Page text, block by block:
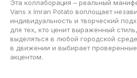
Эта коллаборация – реальный
Vans x Imran Potato воплощает
индивидуальность и творческий
для тех, кто ценит выраженный
выделяться в любой городской
в движении и выбирает
акцентом.